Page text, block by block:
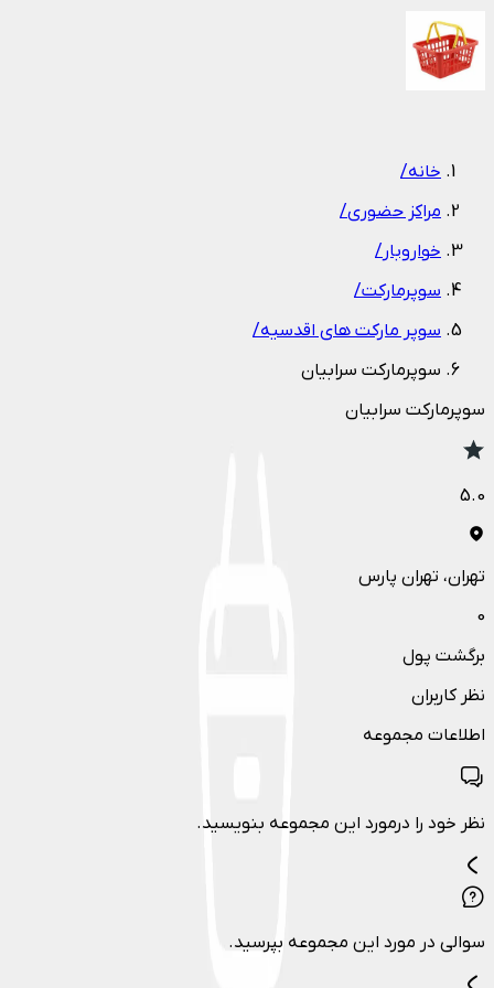
خانه/
مراکز حضوری/
خواروبار/
سوپرمارکت/
سوپر مارکت های اقدسیه/
سوپرمارکت سرابیان
سوپرمارکت سرابیان
5.0
تهران، تهران پارس
0
برگشت پول
نظر کاربران
اطلاعات مجموعه
نظر خود را درمورد این مجموعه بنویسید.
سوالی در مورد این مجموعه بپرسید.